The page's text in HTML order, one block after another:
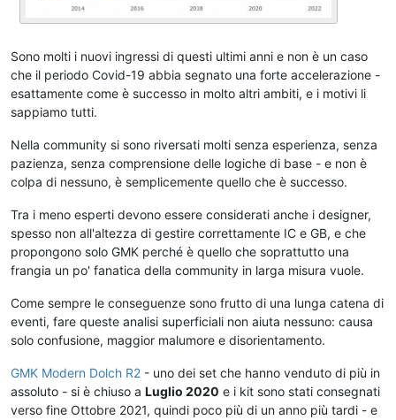
Sono molti i nuovi ingressi di questi ultimi anni e non è un caso
che il periodo Covid-19 abbia segnato una forte accelerazione -
esattamente come è successo in molto altri ambiti, e i motivi li
sappiamo tutti.
Nella community si sono riversati molti senza esperienza, senza
pazienza, senza comprensione delle logiche di base - e non è
colpa di nessuno, è semplicemente quello che è successo.
Tra i meno esperti devono essere considerati anche i designer,
spesso non all'altezza di gestire correttamente IC e GB, e che
propongono solo GMK perché è quello che soprattutto una
frangia un po' fanatica della community in larga misura vuole.
Come sempre le conseguenze sono frutto di una lunga catena di
eventi, fare queste analisi superficiali non aiuta nessuno: causa
solo confusione, maggior malumore e disorientamento.
GMK Modern Dolch R2 - uno dei set che hanno venduto di più in
assoluto - si è chiuso a Luglio 2020 e i kit sono stati consegnati
verso fine Ottobre 2021, quindi poco più di un anno più tardi - e